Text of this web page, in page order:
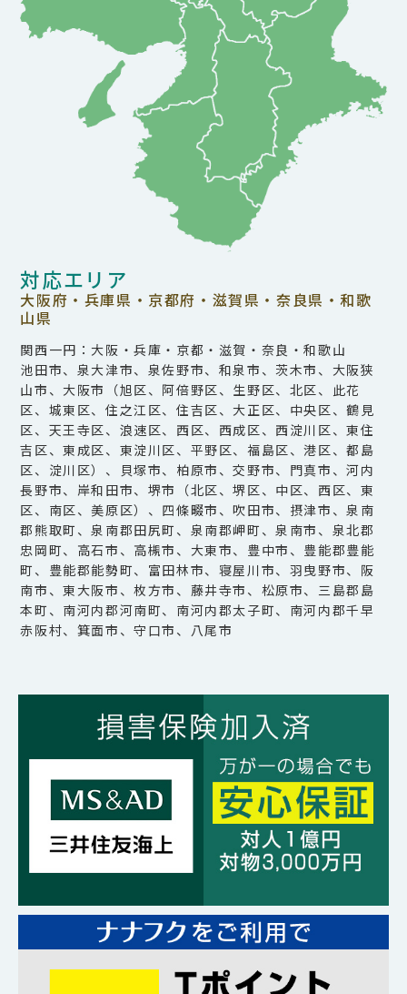
対応エリア
大阪府・兵庫県・京都府・滋賀県・奈良県・和歌
山県
関西一円：大阪・兵庫・京都・滋賀・奈良・和歌山
池田市、泉大津市、泉佐野市、和泉市、茨木市、大阪狭
山市、大阪市（旭区、阿倍野区、生野区、北区、此花
区、城東区、住之江区、住吉区、大正区、中央区、鶴見
区、天王寺区、浪速区、西区、西成区、西淀川区、東住
吉区、東成区、東淀川区、平野区、福島区、港区、都島
区、淀川区）、貝塚市、柏原市、交野市、門真市、河内
長野市、岸和田市、堺市（北区、堺区、中区、西区、東
区、南区、美原区）、四條畷市、吹田市、摂津市、泉南
郡熊取町、泉南郡田尻町、泉南郡岬町、泉南市、泉北郡
忠岡町、高石市、高槻市、大東市、豊中市、豊能郡豊能
町、豊能郡能勢町、富田林市、寝屋川市、羽曳野市、阪
南市、東大阪市、枚方市、藤井寺市、松原市、三島郡島
本町、南河内郡河南町、南河内郡太子町、南河内郡千早
赤阪村、箕面市、守口市、八尾市